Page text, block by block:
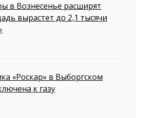
в Вознесенье расширят
вырастет до 2,1 тысячи
«Роскар» в Выборгском
к газу